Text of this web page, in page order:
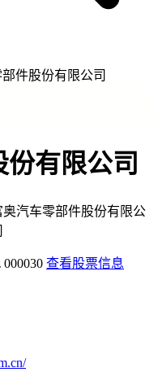
件股份有限公司
份有限公司
奥汽车零部件股份有限公
000030 查看股票信息